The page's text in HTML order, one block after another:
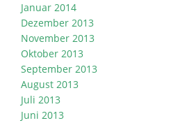
Januar 2014
Dezember 2013
November 2013
Oktober 2013
September 2013
August 2013
Juli 2013
Juni 2013